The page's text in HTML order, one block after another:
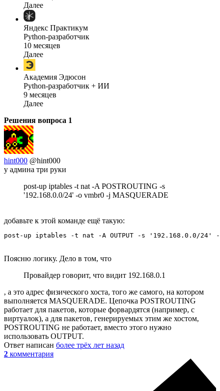
Далее
Яндекс Практикум
Python-разработчик
10 месяцев
Далее
Академия Эдюсон
Python-разработчик + ИИ
9 месяцев
Далее
Решения вопроса 1
hint000 @hint000
у админа три руки
post-up iptables -t nat -A POSTROUTING -s
'192.168.0.0/24' -o vmbr0 -j MASQUERADE
добавьте к этой команде ещё такую:
post-up iptables -t nat -A OUTPUT -s '192.168.0.0/24' -o
Поясню логику. Дело в том, что
Провайдер говорит, что видит 192.168.0.1
, а это адрес физического хоста, того же самого, на котором
выполняется MASQUERADE. Цепочка POSTROUTING
работает для пакетов, которые форвардятся (например, с
виртуалок), а для пакетов, генерируемых этим же хостом,
POSTROUTING не работает, вместо этого нужно
использовать OUTPUT.
Ответ написан более трёх лет назад
2 комментария